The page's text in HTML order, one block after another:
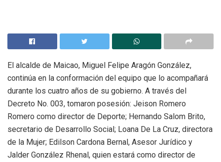
El alcalde de Maicao, Miguel Felipe Aragón González,
continúa en la conformación del equipo que lo acompañará
durante los cuatro años de su gobierno. A través del
Decreto No. 003, tomaron posesión: Jeison Romero
Romero como director de Deporte; Hernando Salom Brito,
secretario de Desarrollo Social; Loana De La Cruz, directora
de la Mujer; Edilson Cardona Bernal, Asesor Jurídico y
Jalder González Rhenal, quien estará como director de